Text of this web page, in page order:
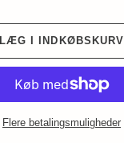
LÆG I INDKØBSKURV
Flere betalingsmuligheder